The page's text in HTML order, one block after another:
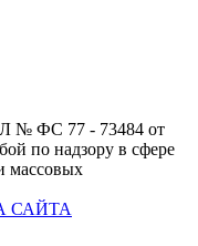
№ ФС 77 - 73484 от
по надзору в сфере
массовых
САЙТА